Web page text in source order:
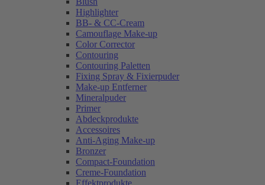
Highlighter
BB- & CC-Cream
Camouflage Make-up
Color Corrector
Contouring
Contouring Paletten
Fixing Spray & Fixierpuder
Make-up Entferner
Mineralpuder
Primer
Abdeckprodukte
Accessoires
Anti-Aging Make-up
Bronzer
Compact-Foundation
Creme-Foundation
Effektprodukte